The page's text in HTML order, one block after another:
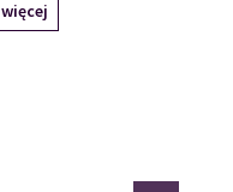
więcej